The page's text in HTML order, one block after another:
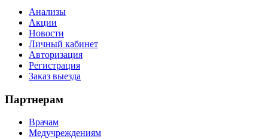
Анализы
Акции
Новости
Личный кабинет
Авторизация
Регистрация
Заказ выезда
Партнерам
Врачам
Медучреждениям